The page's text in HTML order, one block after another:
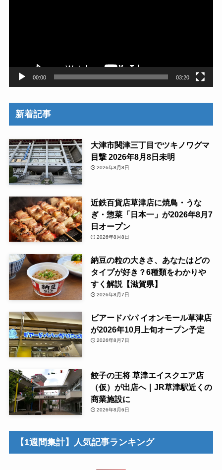
00:00 03:20
新着記事
大津市関津三丁目でツキノワグマ
目撃 2026年8月8日未明
2026年8月8日
近鉄百貨店草津店に焼鳥・うな
ぎ・惣菜「日本一」が2026年8月7
日オープン
2026年8月8日
納豆の粒の大きさ、あなたはどの
タイプが好き？6種類をわかりや
すく解説【滋賀県】
2026年8月7日
ビアードパパ イオンモール草津店
が2026年10月上旬オープン予定
2026年8月7日
餃子の王将 草津エイスクエア店
（仮）が出店へ｜JR草津駅近くの
商業施設に
2026年8月6日
【1週間集計】人気記事ランキング